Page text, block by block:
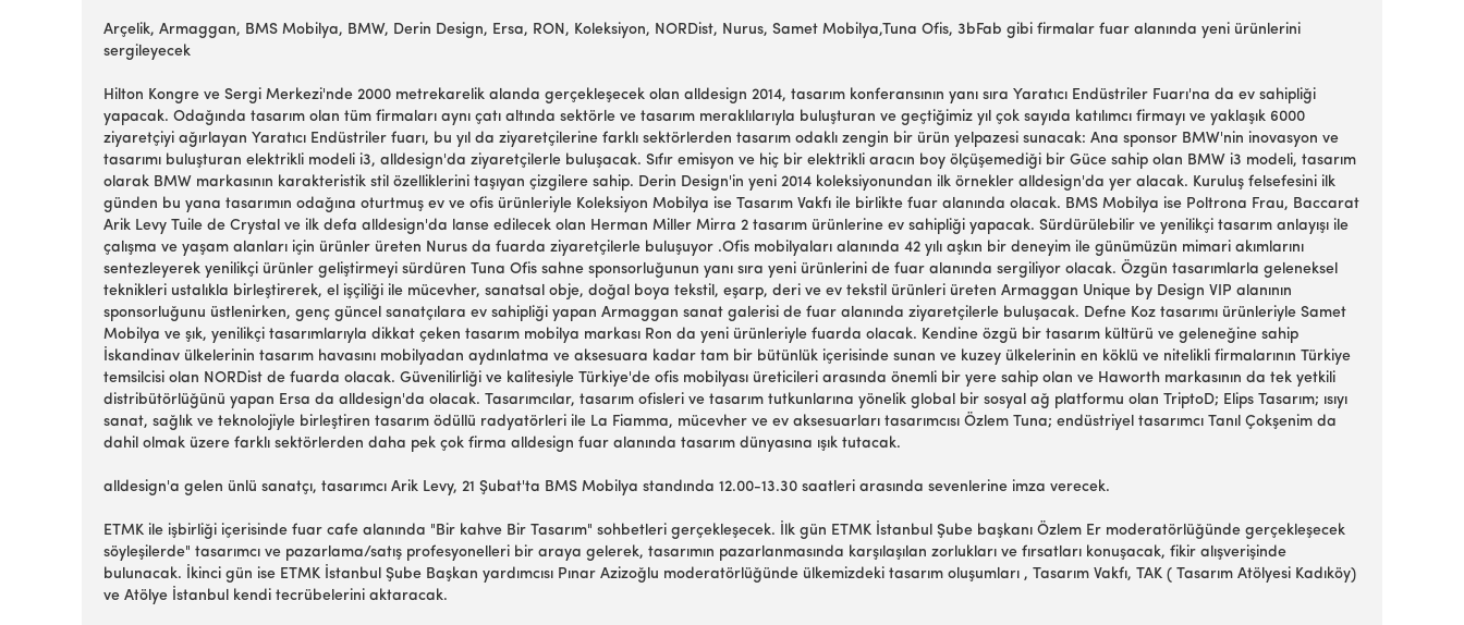
Arçelik, Armaggan, BMS Mobilya, BMW, Derin Design, Ersa, RON, Koleksiyon, NORDist, Nurus, Samet Mobilya,Tuna Ofis, 3bFab gibi firmalar fuar alanında yeni ürünlerini
sergileyecek
Hilton Kongre ve Sergi Merkezi'nde 2000 metrekarelik alanda gerçekleşecek olan alldesign 2014, tasarım konferansının yanı sıra Yaratıcı Endüstriler Fuarı'na da ev sahipliği
yapacak. Odağında tasarım olan tüm firmaları aynı çatı altında sektörle ve tasarım meraklılarıyla buluşturan ve geçtiğimiz yıl çok sayıda katılımcı firmayı ve yaklaşık 6000
ziyaretçiyi ağırlayan Yaratıcı Endüstriler fuarı, bu yıl da ziyaretçilerine farklı sektörlerden tasarım odaklı zengin bir ürün yelpazesi sunacak: Ana sponsor BMW'nin inovasyon ve
tasarımı buluşturan elektrikli modeli i3, alldesign'da ziyaretçilerle buluşacak. Sıfır emisyon ve hiç bir elektrikli aracın boy ölçüşemediği bir Güce sahip olan BMW i3 modeli, tasarım
olarak BMW markasının karakteristik stil özelliklerini taşıyan çizgilere sahip. Derin Design'in yeni 2014 koleksiyonundan ilk örnekler alldesign'da yer alacak. Kuruluş felsefesini ilk
günden bu yana tasarımın odağına oturtmuş ev ve ofis ürünleriyle Koleksiyon Mobilya ise Tasarım Vakfı ile birlikte fuar alanında olacak. BMS Mobilya ise Poltrona Frau, Baccarat
Arik Levy Tuile de Crystal ve ilk defa alldesign'da lanse edilecek olan Herman Miller Mirra 2 tasarım ürünlerine ev sahipliği yapacak. Sürdürülebilir ve yenilikçi tasarım anlayışı ile
çalışma ve yaşam alanları için ürünler üreten Nurus da fuarda ziyaretçilerle buluşuyor .Ofis mobilyaları alanında 42 yılı aşkın bir deneyim ile günümüzün mimari akımlarını
sentezleyerek yenilikçi ürünler geliştirmeyi sürdüren Tuna Ofis sahne sponsorluğunun yanı sıra yeni ürünlerini de fuar alanında sergiliyor olacak. Özgün tasarımlarla geleneksel
teknikleri ustalıkla birleştirerek, el işçiliği ile mücevher, sanatsal obje, doğal boya tekstil, eşarp, deri ve ev tekstil ürünleri üreten Armaggan Unique by Design VIP alanının
sponsorluğunu üstlenirken, genç güncel sanatçılara ev sahipliği yapan Armaggan sanat galerisi de fuar alanında ziyaretçilerle buluşacak. Defne Koz tasarımı ürünleriyle Samet
Mobilya ve şık, yenilikçi tasarımlarıyla dikkat çeken tasarım mobilya markası Ron da yeni ürünleriyle fuarda olacak. Kendine özgü bir tasarım kültürü ve geleneğine sahip
İskandinav ülkelerinin tasarım havasını mobilyadan aydınlatma ve aksesuara kadar tam bir bütünlük içerisinde sunan ve kuzey ülkelerinin en köklü ve nitelikli firmalarının Türkiye
temsilcisi olan NORDist de fuarda olacak. Güvenilirliği ve kalitesiyle Türkiye'de ofis mobilyası üreticileri arasında önemli bir yere sahip olan ve Haworth markasının da tek yetkili
distribütörlüğünü yapan Ersa da alldesign'da olacak. Tasarımcılar, tasarım ofisleri ve tasarım tutkunlarına yönelik global bir sosyal ağ platformu olan TriptoD; Elips Tasarım; ısıyı
sanat, sağlık ve teknolojiyle birleştiren tasarım ödüllü radyatörleri ile La Fiamma, mücevher ve ev aksesuarları tasarımcısı Özlem Tuna; endüstriyel tasarımcı Tanıl Çokşenim da
dahil olmak üzere farklı sektörlerden daha pek çok firma alldesign fuar alanında tasarım dünyasına ışık tutacak.
alldesign'a gelen ünlü sanatçı, tasarımcı Arik Levy, 21 Şubat'ta BMS Mobilya standında 12.00-13.30 saatleri arasında sevenlerine imza verecek.
ETMK ile işbirliği içerisinde fuar cafe alanında "Bir kahve Bir Tasarım" sohbetleri gerçekleşecek. İlk gün ETMK İstanbul Şube başkanı Özlem Er moderatörlüğünde gerçekleşecek
söyleşilerde" tasarımcı ve pazarlama/satış profesyonelleri bir araya gelerek, tasarımın pazarlanmasında karşılaşılan zorlukları ve fırsatları konuşacak, fikir alışverişinde
bulunacak. İkinci gün ise ETMK İstanbul Şube Başkan yardımcısı Pınar Azizoğlu moderatörlüğünde ülkemizdeki tasarım oluşumları , Tasarım Vakfı, TAK ( Tasarım Atölyesi Kadıköy)
ve Atölye İstanbul kendi tecrübelerini aktaracak.